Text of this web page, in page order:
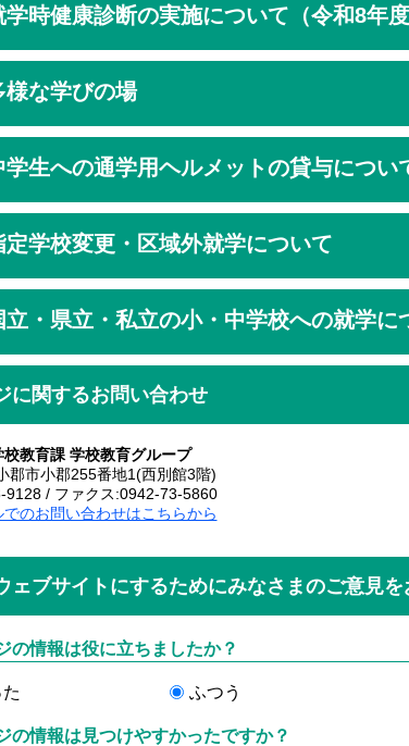
学時健康診断の実施について（令和8年
様な学びの場
学生への通学用ヘルメットの貸与につい
定学校変更・区域外就学について
立・県立・私立の小・中学校への就学に
に関するお問い合わせ
教育課 学校教育グループ
郡市小郡255番地1(西別館3階)
9128 / ファクス:0942-73-5860
でのお問い合わせはこちらから
ェブサイトにするためにみなさまのご意見を
の情報は役に立ちましたか？
ふつう
の情報は見つけやすかったですか？